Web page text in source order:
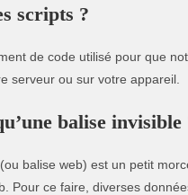
scripts ?
de code utilisé pour que
serveur ou sur votre appareil.
balise invisible
balise web) est un petit
Pour ce faire, diverses